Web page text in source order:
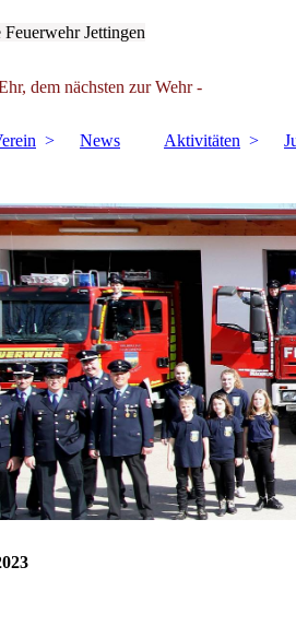
Jettingen
dem nächsten zur Wehr -
News Aktivitäten